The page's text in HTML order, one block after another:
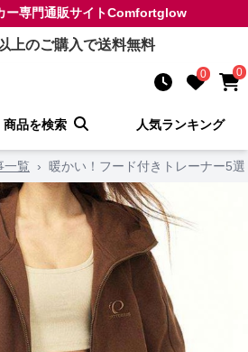
ー専門通販サイトComfortglow
上のご購入で送料無料
0 0
商品を検索 人気ランキング
一覧 › 暖かい！フード付きトレーナー5選